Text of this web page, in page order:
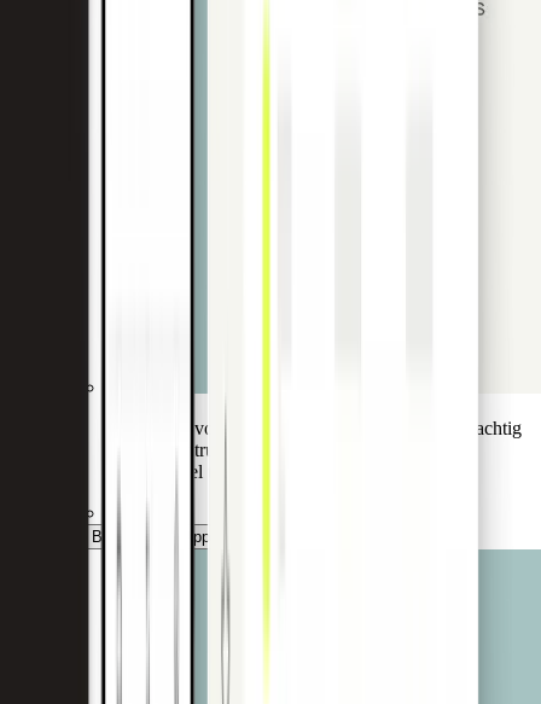
Beheer uw volledige kaartportfolio vanuit één krachtig
controlecentrum, specifiek ontworpen voor
institutioneel toezicht.
De Bank Admin App